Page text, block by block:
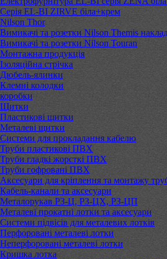
Серія EL-BI ZIRVE біла+крем
Nilson Thor
Вимикачі та розетки Nilson Themis
Вимикачі та розетки Nilson Touran
Монтажна продукція
Ізоляційна стрічка
Дюбель-ялинки
Клемні колодки
коробки
Щитки
Пластикові щитки
Металеві щитки
Системи для прокладання кабелю
Труби пластикові ПВХ
Труби гладкі жорсткі ПВХ
Труби гофровані ПВХ
Аксесуари для кріплення та монтажу
Кабель-канали та аксесуари
Металорукав РЗ-Ц, РЗ-ЦХ, РЗ-ЦП
Металеві прокатні лотки та аксесуари
Системи підвісів для металевих лотків
Перфоровані металеві лотки
Неперфоровані металеві лотки
Кришка лотка